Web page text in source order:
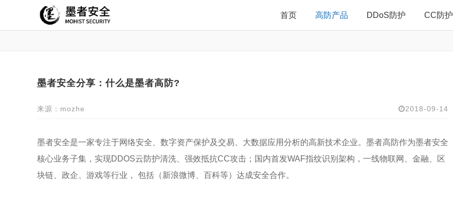
首页 高防产品 DDoS防护 CC防护
墨者安全分享：什么是墨者高防?
来源：mozhe 2018-09-14
墨者安全是一家专注于网络安全、数字资产保护及交易、大数据应用分析的高新技术企业。墨者高防作为墨者安全
核心业务子集，实现DDOS云防护清洗、强效抵抗CC攻击；国内首发WAF指纹识别架构，一线物联网、金融、区
块链、政企、游戏等行业， 包括（新浪微博、百科等）达成安全合作。